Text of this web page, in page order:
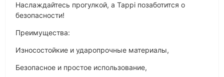
Наслаждайтесь прогулкой, а Tappi позаботится о
безопасности!
Преимущества:
Износостойкие и ударопрочные материалы,
Безопасное и простое использование,